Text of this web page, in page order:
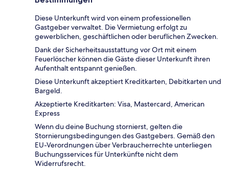
Diese Unterkunft wird von einem professionellen
Gastgeber verwaltet. Die Vermietung erfolgt zu
gewerblichen, geschäftlichen oder beruflichen Zwecken.
Dank der Sicherheitsausstattung vor Ort mit einem
Feuerlöscher können die Gäste dieser Unterkunft ihren
Aufenthalt entspannt genießen.
Diese Unterkunft akzeptiert Kreditkarten, Debitkarten und
Bargeld.
Akzeptierte Kreditkarten: Visa, Mastercard, American
Express
Wenn du deine Buchung stornierst, gelten die
Stornierungsbedingungen des Gastgebers. Gemäß den
EU-Verordnungen über Verbraucherrechte unterliegen
Buchungsservices für Unterkünfte nicht dem
Widerrufsrecht.